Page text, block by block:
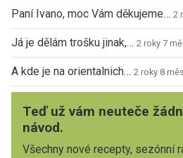
Paní Ivano, moc Vám děkujeme… 2
Já je dělám trošku jinak,… 2 roky 7
A kde je na orientalnich… 2 roky 8
Teď už vám neuteče
návod.
Všechny nové recepty, sezónní